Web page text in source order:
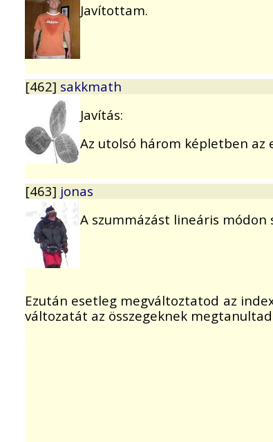
Javítottam.
[462] sakkmath
Javítás:
Az utolsó három képletben
[463] jonas
A szummázást lineáris módon
Ezután esetleg megváltoztatod az
változatát az összegeknek